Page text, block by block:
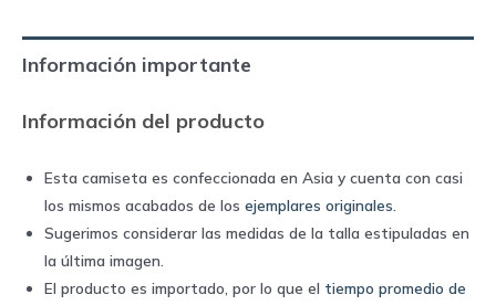
Reebok
quantity
Información importante
Información del producto
Esta camiseta es confeccionada en Asia y cuenta con casi
los mismos acabados de los ejemplares originales.
Sugerimos considerar las medidas de la talla estipuladas en
la última imagen.
El producto es importado, por lo que el tiempo promedio de